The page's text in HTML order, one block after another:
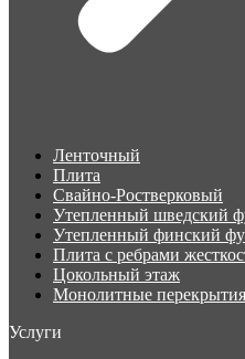
Ленточный
Плита
Свайно-Ростверковый
Утепленный шведский
Утепленный финский
Плита с ребрами
Цокольный этаж
Монолитные перекрытия
Услуги